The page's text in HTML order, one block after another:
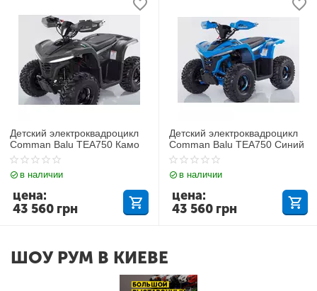
Детский электроквадроцикл
Comman Balu TEA750 Камо
в наличии
43 560 грн
цена:
Детский электроквадроцикл
Comman Balu TEA750 Синий
в наличии
43 560 грн
цена:
ШОУ РУМ В КИЕВЕ